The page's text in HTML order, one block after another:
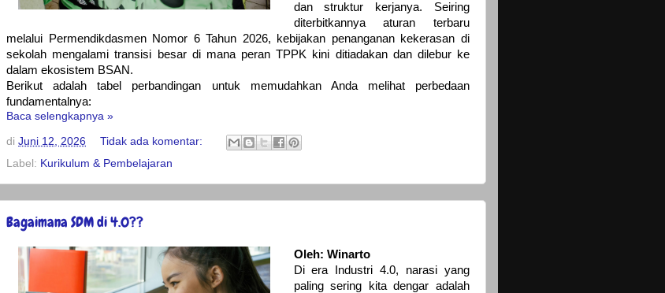
dan struktur kerjanya. Seiring
diterbitkannya aturan terbaru
melalui Permendikdasmen Nomor 6 Tahun 2026, kebijakan penanganan kekerasan di
sekolah mengalami transisi besar di mana peran TPPK kini ditiadakan dan dilebur ke
dalam ekosistem BSAN.
Berikut adalah tabel perbandingan untuk memudahkan Anda melihat perbedaan
fundamentalnya:
Baca selengkapnya »
di Juni 12, 2026
Tidak ada komentar:
Label: Kurikulum & Pembelajaran
Bagaimana SDM di 4.0??
Oleh: Winarto
Di era Industri 4.0, narasi yang
paling sering kita dengar adalah